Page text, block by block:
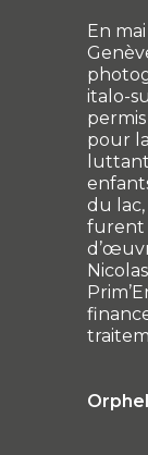
En
italo-
pour
du
furent